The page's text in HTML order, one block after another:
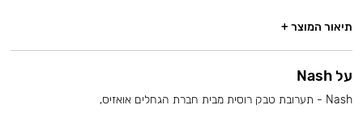
תיאור המוצר +
על Nash
Nash - תערובת טבק רוסית מבית חברת הגחלים אואזיס,